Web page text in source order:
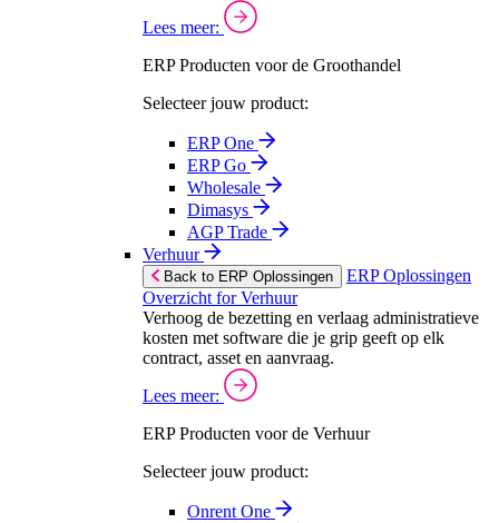
Lees meer:
ERP Producten voor de Groothandel
Selecteer jouw product:
ERP One
ERP Go
Wholesale
Dimasys
AGP Trade
Verhuur
Back to ERP Oplossingen
ERP Oplossingen
Overzicht for Verhuur
Verhoog de bezetting en verlaag administratieve
kosten met software die je grip geeft op elk
contract, asset en aanvraag.
Lees meer:
ERP Producten voor de Verhuur
Selecteer jouw product:
Onrent One